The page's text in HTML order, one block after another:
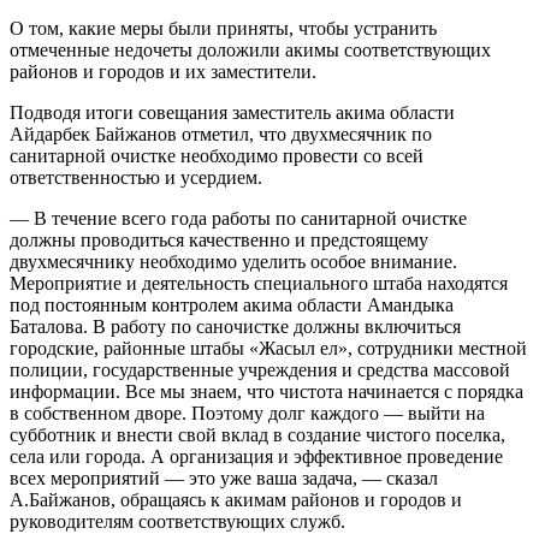
О том, какие меры были приняты, чтобы устранить
отмеченные недочеты доложили акимы соответствующих
районов и городов и их заместители.
Подводя итоги совещания заместитель акима области
Айдарбек Байжанов отметил, что двухмесячник по
санитарной очистке необходимо провести со всей
ответственностью и усердием.
— В течение всего года работы по санитарной очистке
должны проводиться качественно и предстоящему
двухмесячнику необходимо уделить особое внимание.
Мероприятие и деятельность специального штаба находятся
под постоянным контролем акима области Амандыка
Баталова. В работу по саночистке должны включиться
городские, районные штабы «Жасыл ел», сотрудники местной
полиции, государственные учреждения и средства массовой
информации. Все мы знаем, что чистота начинается с порядка
в собственном дворе. Поэтому долг каждого — выйти на
субботник и внести свой вклад в создание чистого поселка,
села или города. А организация и эффективное проведение
всех мероприятий — это уже ваша задача, — сказал
А.Байжанов, обращаясь к акимам районов и городов и
руководителям соответствующих служб.